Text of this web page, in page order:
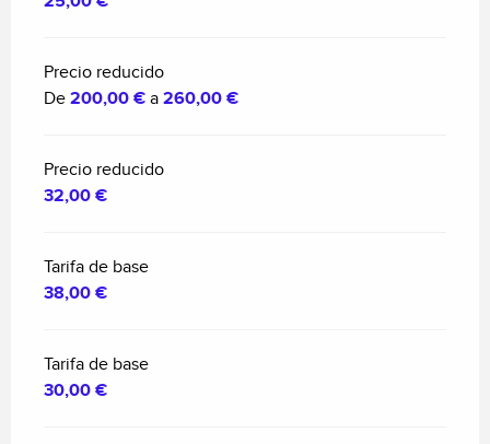
Precio reducido
De 200,00 € a 260,00 €
Precio reducido
32,00 €
Tarifa de base
38,00 €
Tarifa de base
30,00 €